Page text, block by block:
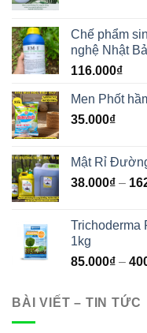
Chế phẩm
nghệ Nhật
116.000₫
Men Phốt
35.000₫
Mật Rỉ
38.000₫ –
Trichoderma
1kg
85.000₫ –
BÀI VIẾT – TIN TỨC